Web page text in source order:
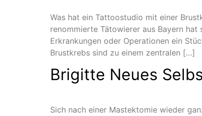
Was hat ein Tattoostudio mit einer
renommierte Tätowierer aus Bayern
Erkrankungen oder Operationen ein
Brustkrebs sind zu einem zentralen […]
Brigitte Neues
Sich nach einer Mastektomie wieder